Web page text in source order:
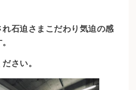
石迫さまこだわり気迫の感
さい。